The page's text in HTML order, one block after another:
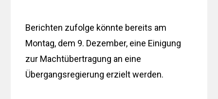
Berichten zufolge könnte bereits am
Montag, dem 9. Dezember, eine Einigung
zur Machtübertragung an eine
Übergangsregierung erzielt werden.